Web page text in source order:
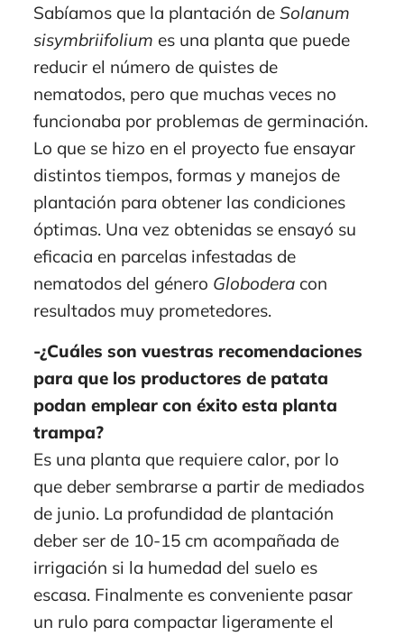
Sabíamos que la plantación de Solanum
sisymbriifolium es una planta que puede
reducir el número de quistes de
nematodos, pero que muchas veces no
funcionaba por problemas de germinación.
Lo que se hizo en el proyecto fue ensayar
distintos tiempos, formas y manejos de
plantación para obtener las condiciones
óptimas. Una vez obtenidas se ensayó su
eficacia en parcelas infestadas de
nematodos del género Globoderacon
resultados muy prometedores.
-¿Cuáles son vuestras recomendaciones
para que los productores de patata
podan emplear con éxito esta planta
trampa?
Es una planta que requiere calor, por lo
que deber sembrarse a partir de mediados
de junio. La profundidad de plantación
deber ser de 10-15 cm acompañada de
irrigación si la humedad del suelo es
escasa. Finalmente es conveniente pasar
un rulo para compactar ligeramente el